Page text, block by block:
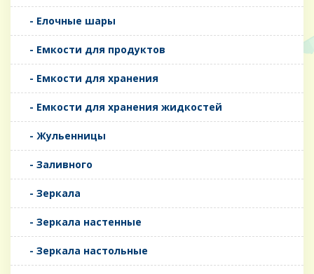
- Елочные шары
- Емкости для продуктов
- Емкости для хранения
- Емкости для хранения жидкостей
- Жульенницы
- Заливного
- Зеркала
- Зеркала настенные
- Зеркала настольные